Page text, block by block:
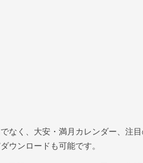
なく、大安・満月カレンダー、注
ウンロードも可能です。